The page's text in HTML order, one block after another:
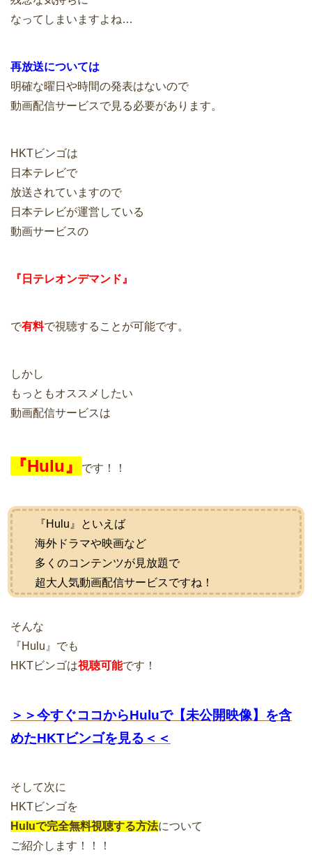
なってしまいますよね…
再放送については
明確な曜日や時間の発表はないので
動画配信サービスで見る必要があります。
HKTビンゴは
日本テレビで
放送されていますので
日本テレビが運営している
動画サービスの
『日テレオンデマンド』
で有料で視聴することが可能です。
しかし
もっともオススメしたい
動画配信サービスは
『Hulu』 です！！
『Hulu』といえば
海外ドラマや映画など
多くのコンテンツが見放題で
超大人気動画配信サービスですね！
そんな
『Hulu』でも
HKTビンゴは視聴可能です！
＞＞今すぐココからHuluで【未公開映像】を含
めたHKTビンゴを見る＜＜
そして次に
HKTビンゴを
Huluで完全無料視聴する方法について
ご紹介します！！！